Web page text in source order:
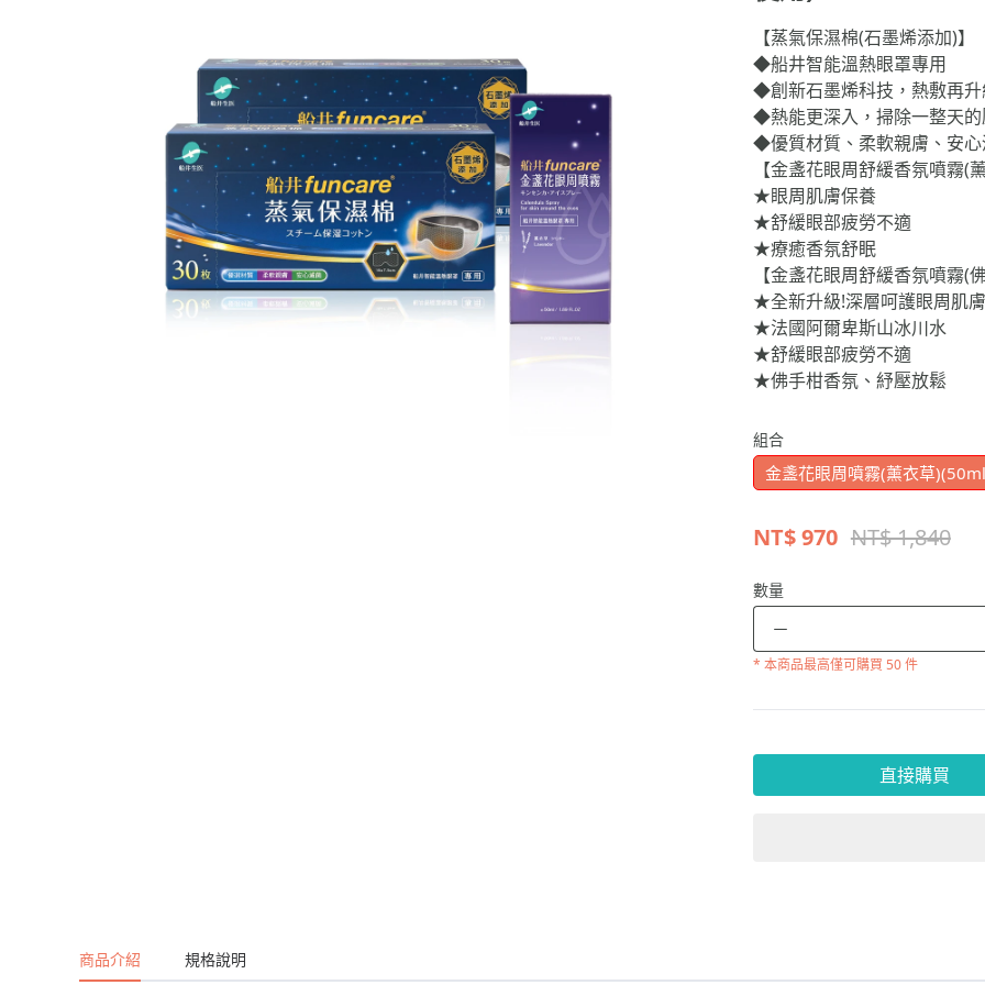
【蒸氣保濕棉(石墨烯添加)】
◆船井智能溫熱眼罩專用
◆創新石墨烯科技，熱敷再升
◆熱能更深入，掃除一整天
◆優質材質、柔軟親膚、安
【金盞花眼周舒緩香氛噴霧(
★眼周肌膚保養
★舒緩眼部疲勞不適
★療癒香氛舒眠
【金盞花眼周舒緩香氛噴霧(
★全新升級!深層呵護眼周肌膚
★法國阿爾卑斯山冰川水
★舒緩眼部疲勞不適
★佛手柑香氛、紓壓放鬆
組合
金盞花眼周噴霧(薰衣草
NT$970 NT$ 1,840
數量
－
* 本商品最高僅可購買 50 件
直接購買
商品介紹 規格說明